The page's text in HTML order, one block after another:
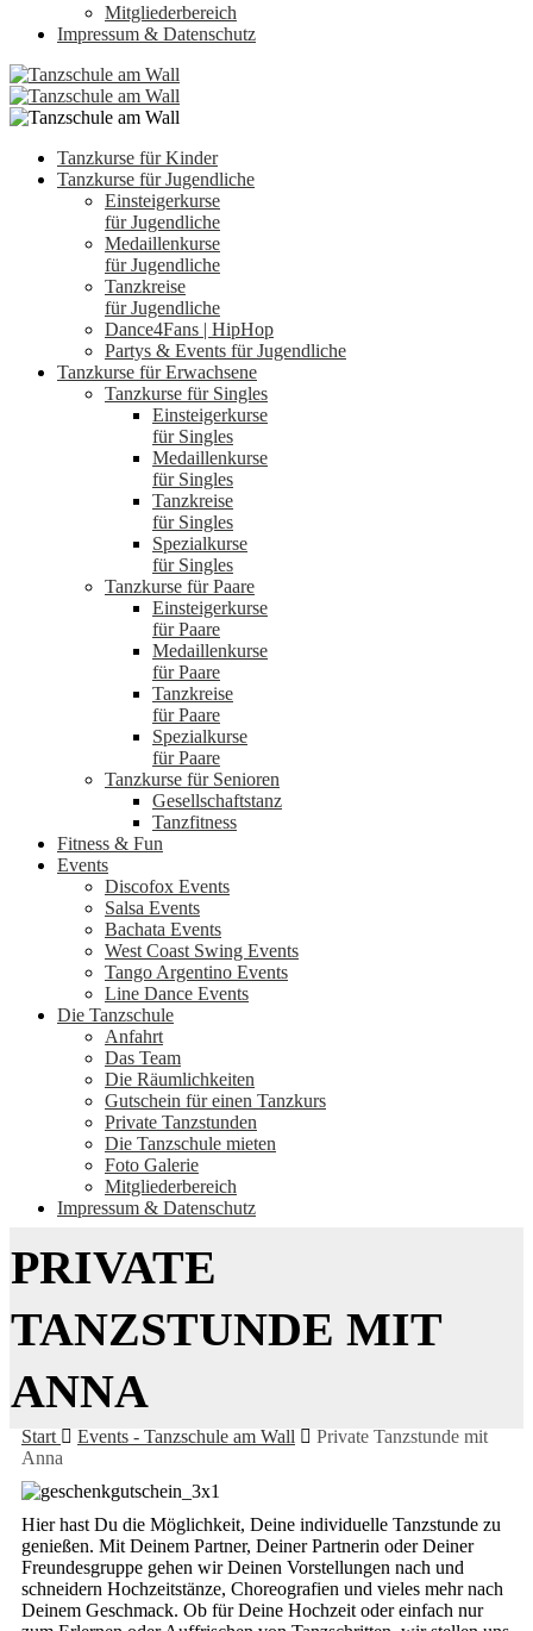
Mitgliederbereich
Impressum & Datenschutz
Tanzkurse für Kinder
Tanzkurse für Jugendliche
Einsteigerkurse
für Jugendliche
Medaillenkurse
für Jugendliche
Tanzkreise
für Jugendliche
Dance4Fans | HipHop
Partys & Events für Jugendliche
Tanzkurse für Erwachsene
Tanzkurse für Singles
Einsteigerkurse
für Singles
Medaillenkurse
für Singles
Tanzkreise
für Singles
Spezialkurse
für Singles
Tanzkurse für Paare
Einsteigerkurse
für Paare
Medaillenkurse
für Paare
Tanzkreise
für Paare
Spezialkurse
für Paare
Tanzkurse für Senioren
Gesellschaftstanz
Tanzfitness
Fitness & Fun
Events
Discofox Events
Salsa Events
Bachata Events
West Coast Swing Events
Tango Argentino Events
Line Dance Events
Die Tanzschule
Anfahrt
Das Team
Die Räumlichkeiten
Gutschein für einen Tanzkurs
Private Tanzstunden
Die Tanzschule mieten
Foto Galerie
Mitgliederbereich
Impressum & Datenschutz
PRIVATE
TANZSTUNDE MIT
ANNA
Start Events - Tanzschule am Wall
Private Tanzstunde mit
Anna
Hier hast Du die Möglichkeit, Deine individuelle Tanzstunde zu
genießen. Mit Deinem Partner, Deiner Partnerin oder Deiner
Freundesgruppe gehen wir Deinen Vorstellungen nach und
schneidern Hochzeitstänze, Choreografien und vieles mehr nach
Deinem Geschmack. Ob für Deine Hochzeit oder einfach nur